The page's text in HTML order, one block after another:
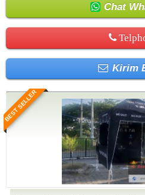
Chat
Kirim
BEST SELLER